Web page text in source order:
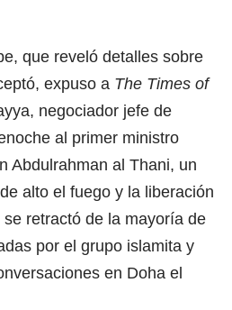
que reveló detalles sobre
expuso a The Times of
negociador jefe de
al primer ministro
Abdulrahman al Thani, un
alto el fuego y la liberación
retractó de la mayoría de
por el grupo islamita y
en Doha el